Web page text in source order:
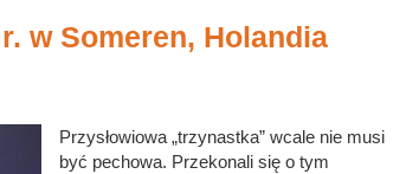
r. w Someren, Holandia
Przysłowiowa „trzynastka” wcale nie musi
być pechowa. Przekonali się o tym